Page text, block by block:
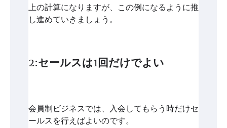
上の計算になりますが、この例になるように推
し進めていきましょう。
2:セールスは1回だけでよい
会員制ビジネスでは、入会してもらう時だけセ
ールスを行えばよいのです。